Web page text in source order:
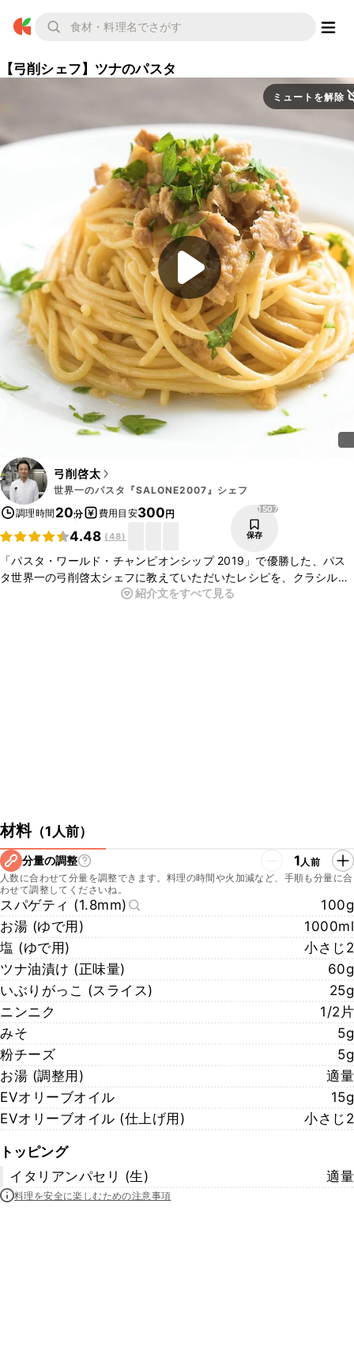
【弓削シェフ】ツナのパスタ
ミュートを解除
弓削啓太
世界一のパスタ『SALONE2007』シェフ
調理時間 20分 費用目安300円
4.48 (48)
1507
保存
「パスタ・ワールド・チャンピオンシップ 2019」で優勝した、パス
タ世界一の弓削啓太シェフに教えていただいたレシピを、クラシルで
再現！今回はツナパスタのご紹介です。ツナとみそ、いぶりがっこの
紹介文をすべて見る
材料（1人前）
分量の調整 1人前
人数に合わせて分量を調整できます。料理の時間や火加減など、手順も分量に合
わせて調整してくださいね。
スパゲティ (1.8mm)
100g
お湯 (ゆで用)
1000ml
塩 (ゆで用)
小さじ2
ツナ油漬け (正味量)
60g
いぶりがっこ (スライス)
25g
ニンニク
1/2片
みそ
5g
粉チーズ
5g
お湯 (調整用)
適量
EVオリーブオイル
15g
EVオリーブオイル (仕上げ用)
小さじ2
トッピング
イタリアンパセリ (生)
適量
料理を安全に楽しむための注意事項